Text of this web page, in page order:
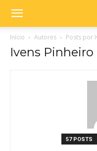
Início Autores Posts por
Ivens Pinheiro
57 POSTS